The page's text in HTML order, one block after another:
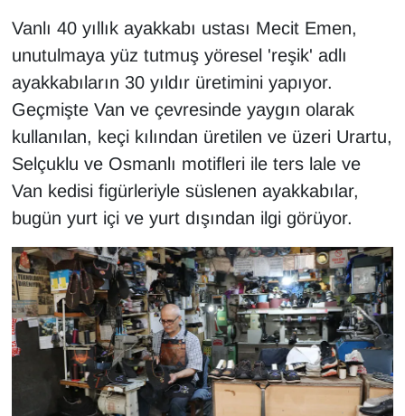
Vanlı 40 yıllık ayakkabı ustası Mecit Emen,
unutulmaya yüz tutmuş yöresel 'reşik' adlı
ayakkabıların 30 yıldır üretimini yapıyor.
Geçmişte Van ve çevresinde yaygın olarak
kullanılan, keçi kılından üretilen ve üzeri Urartu,
Selçuklu ve Osmanlı motifleri ile ters lale ve
Van kedisi figürleriyle süslenen ayakkabılar,
bugün yurt içi ve yurt dışından ilgi görüyor.
Kamu Alımları
Kim Kimdir?
Kültür & Sanat
KURDÎ
MAGAZİN
MEDYA
ONE EKONOMİ
POLİTİKA
Resmi İlanlar